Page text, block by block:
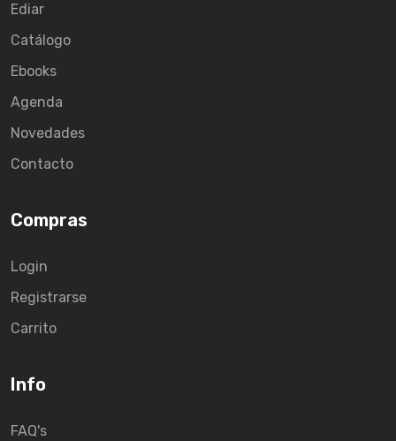
Ediar
Catálogo
Ebooks
Agenda
Novedades
Contacto
Compras
Login
Registrarse
Carrito
Info
FAQ's